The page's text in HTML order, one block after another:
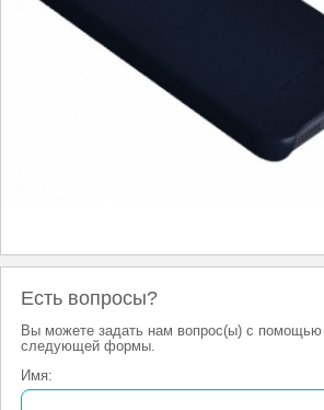
Есть вопросы?
Вы можете задать нам вопрос(ы) с помощью
следующей формы.
Имя: